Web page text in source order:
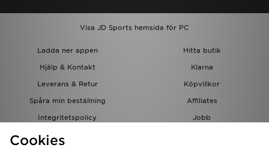
Visa JD Sports hemsida för PC
Ladda ner appen
Hitta butik
Hjälp & Kontakt
Klarna
Leverans & Retur
Köpvillkor
Spåra min beställning
Affiliates
Integritetspolicy
Jobb
JD-bloggen
Cookies